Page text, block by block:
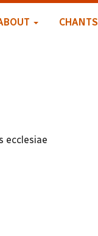
CHANTS
ecclesiae